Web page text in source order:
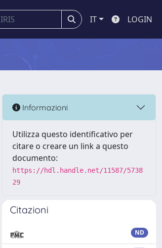
IT LOGIN
Informazioni
Utilizza questo identificativo per
citare o creare un link a questo
documento:
https://hdl.handle.net/11587/5738
29
Citazioni
ND